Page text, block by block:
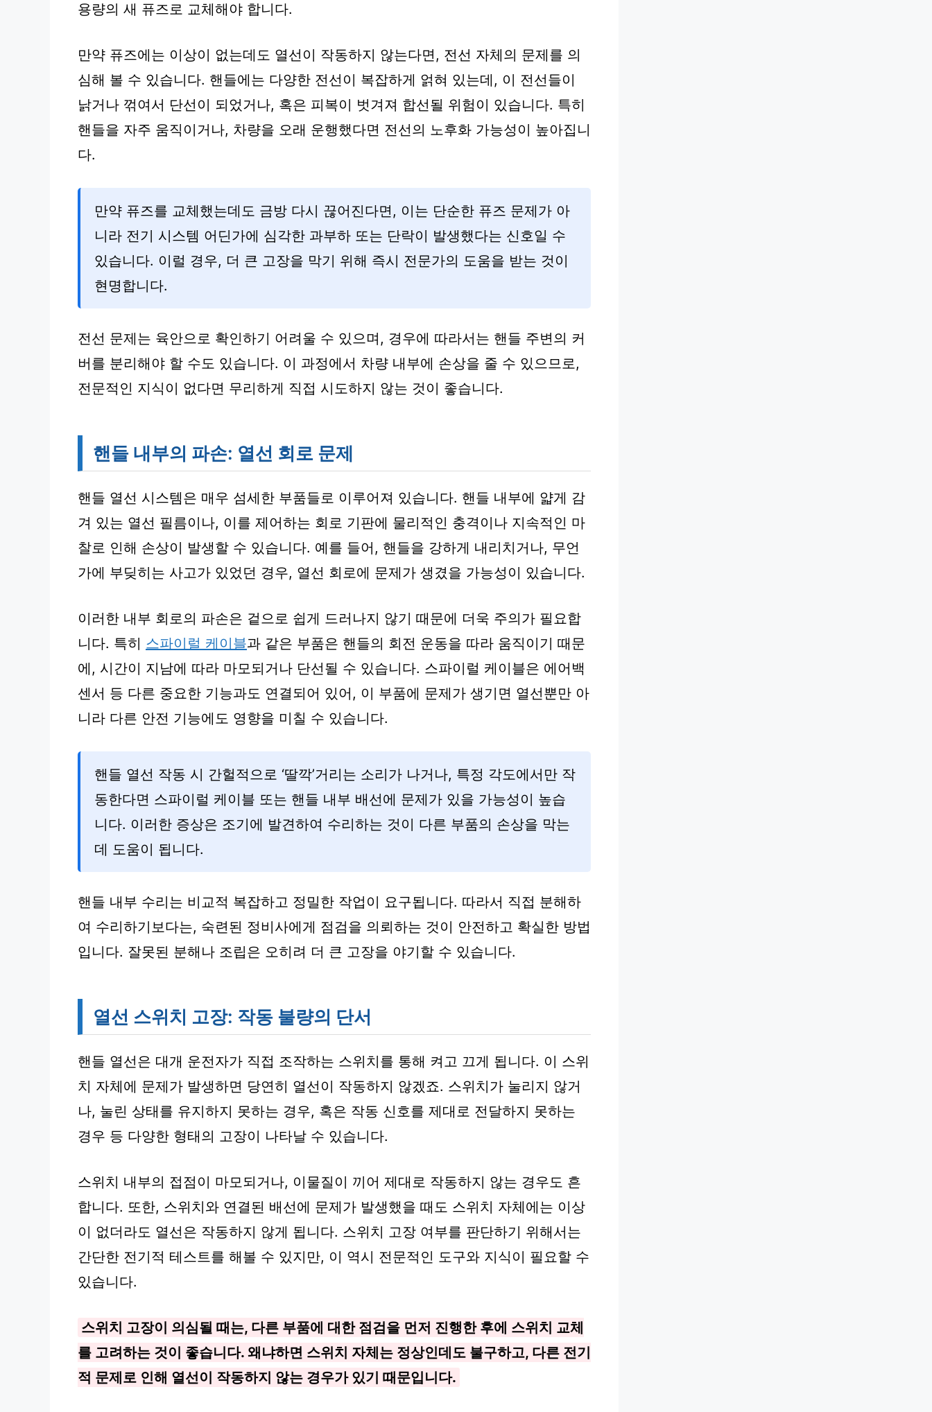
용량의 새 퓨즈로 교체해야 합니다.
만약 퓨즈에는 이상이 없는데도 열선이 작동하지 않는다면, 전선 자체의 문제를 의
심해 볼 수 있습니다. 핸들에는 다양한 전선이 복잡하게 얽혀 있는데, 이 전선들이
낡거나 꺾여서 단선이 되었거나, 혹은 피복이 벗겨져 합선될 위험이 있습니다. 특히
핸들을 자주 움직이거나, 차량을 오래 운행했다면 전선의 노후화 가능성이 높아집니
다.
만약 퓨즈를 교체했는데도 금방 다시 끊어진다면, 이는 단순한 퓨즈 문제가 아
니라 전기 시스템 어딘가에 심각한 과부하 또는 단락이 발생했다는 신호일 수
있습니다. 이럴 경우, 더 큰 고장을 막기 위해 즉시 전문가의 도움을 받는 것이
현명합니다.
전선 문제는 육안으로 확인하기 어려울 수 있으며, 경우에 따라서는 핸들 주변의 커
버를 분리해야 할 수도 있습니다. 이 과정에서 차량 내부에 손상을 줄 수 있으므로,
전문적인 지식이 없다면 무리하게 직접 시도하지 않는 것이 좋습니다.
핸들 내부의 파손: 열선 회로 문제
핸들 열선 시스템은 매우 섬세한 부품들로 이루어져 있습니다. 핸들 내부에 얇게 감
겨 있는 열선 필름이나, 이를 제어하는 회로 기판에 물리적인 충격이나 지속적인 마
찰로 인해 손상이 발생할 수 있습니다. 예를 들어, 핸들을 강하게 내리치거나, 무언
가에 부딪히는 사고가 있었던 경우, 열선 회로에 문제가 생겼을 가능성이 있습니다.
이러한 내부 회로의 파손은 겉으로 쉽게 드러나지 않기 때문에 더욱 주의가 필요합
니다. 특히 스파이럴 케이블과 같은 부품은 핸들의 회전 운동을 따라 움직이기 때문
에, 시간이 지남에 따라 마모되거나 단선될 수 있습니다. 스파이럴 케이블은 에어백
센서 등 다른 중요한 기능과도 연결되어 있어, 이 부품에 문제가 생기면 열선뿐만 아
니라 다른 안전 기능에도 영향을 미칠 수 있습니다.
핸들 열선 작동 시 간헐적으로 ‘딸깍’거리는 소리가 나거나, 특정 각도에서만 작
동한다면 스파이럴 케이블 또는 핸들 내부 배선에 문제가 있을 가능성이 높습
니다. 이러한 증상은 조기에 발견하여 수리하는 것이 다른 부품의 손상을 막는
데 도움이 됩니다.
핸들 내부 수리는 비교적 복잡하고 정밀한 작업이 요구됩니다. 따라서 직접 분해하
여 수리하기보다는, 숙련된 정비사에게 점검을 의뢰하는 것이 안전하고 확실한 방법
입니다. 잘못된 분해나 조립은 오히려 더 큰 고장을 야기할 수 있습니다.
열선 스위치 고장: 작동 불량의 단서
핸들 열선은 대개 운전자가 직접 조작하는 스위치를 통해 켜고 끄게 됩니다. 이 스위
치 자체에 문제가 발생하면 당연히 열선이 작동하지 않겠죠. 스위치가 눌리지 않거
나, 눌린 상태를 유지하지 못하는 경우, 혹은 작동 신호를 제대로 전달하지 못하는
경우 등 다양한 형태의 고장이 나타날 수 있습니다.
스위치 내부의 접점이 마모되거나, 이물질이 끼어 제대로 작동하지 않는 경우도 흔
합니다. 또한, 스위치와 연결된 배선에 문제가 발생했을 때도 스위치 자체에는 이상
이 없더라도 열선은 작동하지 않게 됩니다. 스위치 고장 여부를 판단하기 위해서는
간단한 전기적 테스트를 해볼 수 있지만, 이 역시 전문적인 도구와 지식이 필요할 수
있습니다.
스위치 고장이 의심될 때는, 다른 부품에 대한 점검을 먼저 진행한 후에 스위치 교체
를 고려하는 것이 좋습니다. 왜냐하면 스위치 자체는 정상인데도 불구하고, 다른 전기
적 문제로 인해 열선이 작동하지 않는 경우가 있기 때문입니다.